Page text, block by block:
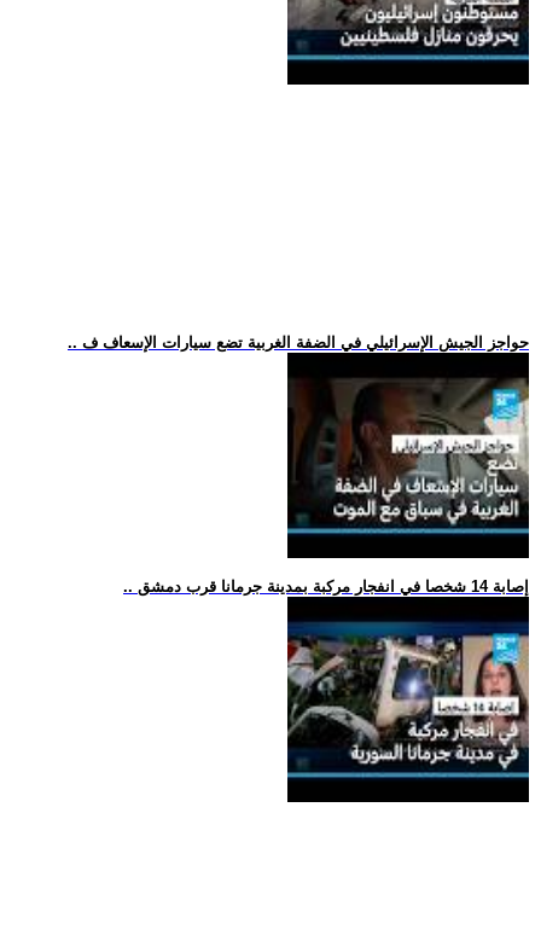
.. حواجز الجيش الإسرائيلي في الضفة الغربية تضع سيارات الإسعاف ف
.. إصابة 14 شخصا في انفجار مركبة بمدينة جرمانا قرب دمشق